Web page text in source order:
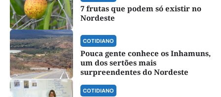
7 frutas que podem só existir no
Nordeste
COTIDIANO
Pouca gente conhece os Inhamuns,
um dos sertões mais
surpreendentes do Nordeste
COTIDIANO